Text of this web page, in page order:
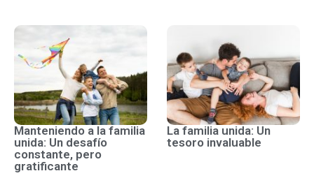
Manteniendo a la familia
unida: Un desafío
constante, pero
gratificante
La familia unida: Un
tesoro invaluable